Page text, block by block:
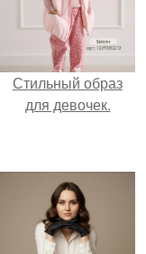
Стильный образ
для девочек.